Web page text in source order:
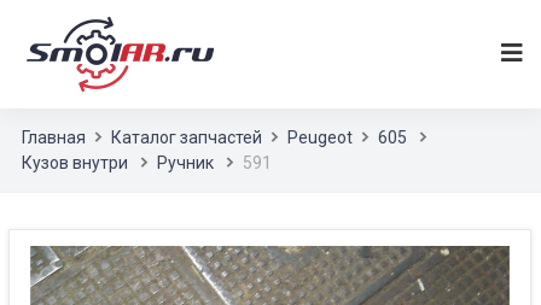
Главная Каталог запчастей Peugeot
605
Кузов внутри
Ручник 591